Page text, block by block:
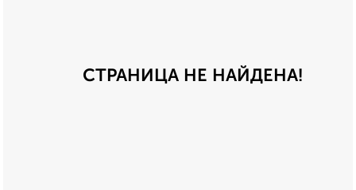
СТРАНИЦА НЕ НАЙДЕНА!